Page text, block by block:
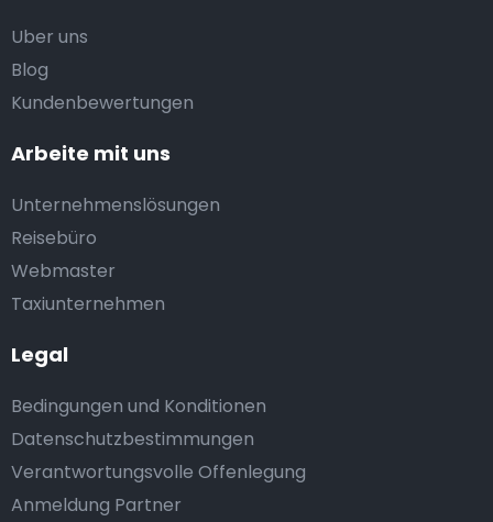
Uber uns
Blog
Kundenbewertungen
Arbeite mit uns
Unternehmenslösungen
Reisebüro
Webmaster
Taxiunternehmen
Legal
Bedingungen und Konditionen
Datenschutzbestimmungen
Verantwortungsvolle Offenlegung
Anmeldung Partner